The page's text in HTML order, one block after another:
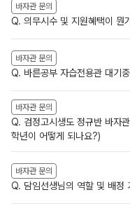
바자관 문의
Q. 의무시수 및 지원혜택이 뭔
바자관 문의
Q. 바른공부 자습전용관 대기
바자관 문의
Q. 검정고시생도 정규반 바자
학년이 어떻게 되나요?)
바자관 문의
Q. 담임선생님의 역할 및 배정